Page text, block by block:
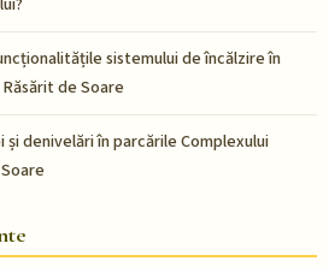
sistemului de încălzire în
de Soare
și denivelări în parcările Complexului